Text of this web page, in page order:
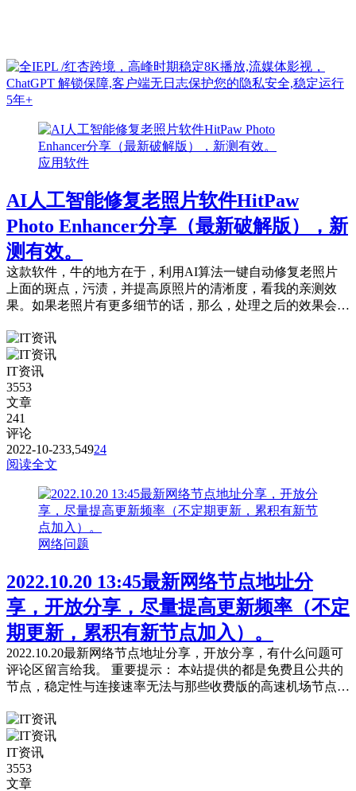
应用软件
AI人工智能修复老照片软件HitPaw
Photo Enhancer分享（最新破解版），新
测有效。
这款软件，牛的地方在于，利用AI算法一键自动修复老照片
上面的斑点，污渍，并提高原照片的清淅度，看我的亲测效
果。如果老照片有更多细节的话，那么，处理之后的效果会更
IT资讯
3553
文章
241
评论
2022-10-233,54924
阅读全文
网络问题
2022.10.20 13:45最新网络节点地址分
享，开放分享，尽量提高更新频率（不定
期更新，累积有新节点加入）。
2022.10.20最新网络节点地址分享，开放分享，有什么问题可
评论区留言给我。 重要提示： 本站提供的都是免费且公共的
节点，稳定性与连接速率无法与那些收费版的高速机场节点相
你自己的网络环境（本地连接当中的DNS，手动配置一下：4
个114，4个1，4.4.8.8，8.8.8.8或是其它公共的DNS。） 第
二：免费公共的节点，用的人太多，稳定性...
IT资讯
3553
文章